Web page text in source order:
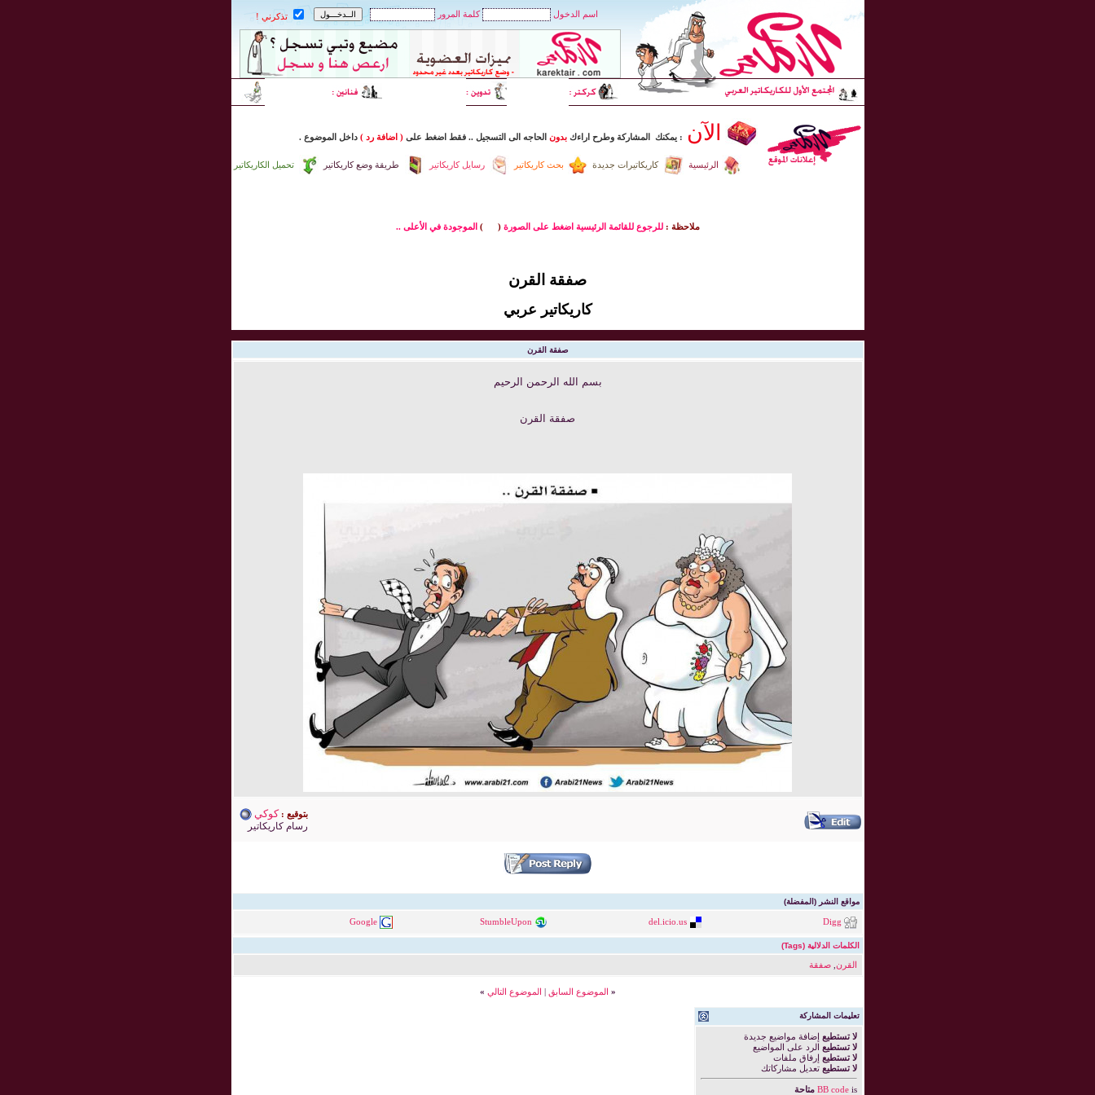
اسم الدخول كلمة المرور تذكرني !
الآن : يمكنك المشاركة وطرح اراءك بدون الحاجه الى التسجيل .. فقط اضغط على ( اضافة رد ) داخل الموضوع .
تحميل الكاريكاتير طريقة وضع كاريكاتير رسايل كاريكاتير بحث كاريكاتير كاريكاتيرات جديدة الرئيسية
ملاحظة : للرجوع للقائمة الرئيسية اضغط على الصورة(
) الموجودة في الأعلى ..
صفقة القرن
كاريكاتير عربي
صفقة القرن
بسم الله الرحمن الرحيم
صفقة القرن
بتوقيع :كوكي
رسام كاريكاتير
مواقع النشر (المفضلة)
Digg
del.icio.us
StumbleUpon
Google
الكلمات الدلالية (Tags)
القرن ,صفقة
« الموضوع السابق | الموضوع التالي »
تعليمات المشاركة
لا تستطيع إضافة مواضيع جديدة
لا تستطيع الرد على المواضيع
لا تستطيع إرفاق ملفات
لا تستطيع تعديل مشاركاتك
BB codeis
متاحة